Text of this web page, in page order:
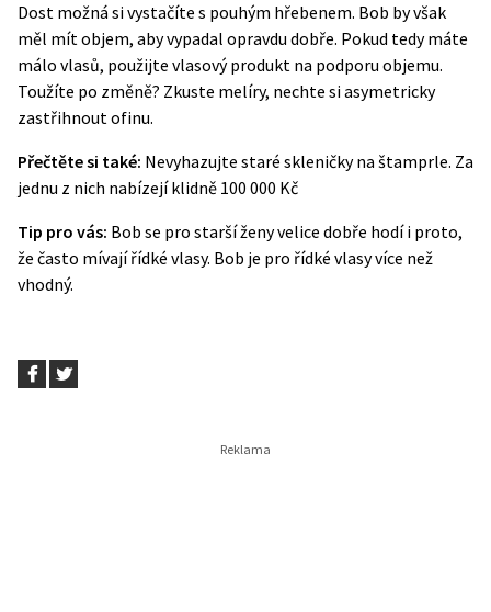
Dost možná si vystačíte s pouhým hřebenem. Bob by však
měl mít objem, aby vypadal opravdu dobře. Pokud tedy máte
málo vlasů, použijte vlasový produkt na podporu objemu.
Toužíte po změně? Zkuste melíry, nechte si asymetricky
zastřihnout ofinu.
Přečtěte si také: Nevyhazujte staré skleničky na štamprle. Za
jednu z nich nabízejí klidně 100 000 Kč
Tip pro vás: Bob se pro starší ženy velice dobře hodí i proto,
že často mívají řídké vlasy. Bob je pro řídké vlasy více než
vhodný.